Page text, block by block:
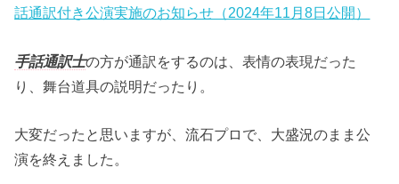
話通訳付き公演実施のお知らせ（2024年11月8日公開）
手話通訳士の方が通訳をするのは、表情の表現だった
り、舞台道具の説明だったり。
大変だったと思いますが、流石プロで、大盛況のまま公
演を終えました。